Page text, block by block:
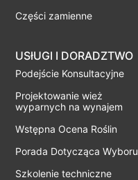
Części zamienne
USłUGI I DORADZTWO
Podejście Konsultacyjne
Projektowanie wież
wyparnych na wynajem
Wstępna Ocena Roślin
Porada Dotycząca Wyboru
Szkolenie techniczne